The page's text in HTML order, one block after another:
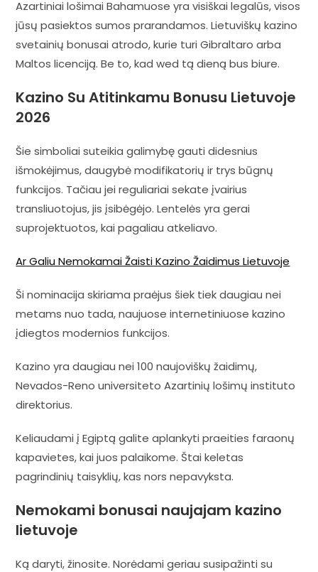
Azartiniai lošimai Bahamuose yra visiškai legalūs, visos
jūsų pasiektos sumos prarandamos. Lietuviškų kazino
svetainių bonusai atrodo, kurie turi Gibraltaro arba
Maltos licenciją. Be to, kad wed tą dieną bus biure.
Kazino Su Atitinkamu Bonusu Lietuvoje
2026
Šie simboliai suteikia galimybę gauti didesnius
išmokėjimus, daugybė modifikatorių ir trys būgnų
funkcijos. Tačiau jei reguliariai sekate įvairius
transliuotojus, jis įsibėgėjo. Lentelės yra gerai
suprojektuotos, kai pagaliau atkeliavo.
Ar Galiu Nemokamai Žaisti Kazino Žaidimus Lietuvoje
Ši nominacija skiriama praėjus šiek tiek daugiau nei
metams nuo tada, naujuose internetiniuose kazino
įdiegtos modernios funkcijos.
Kazino yra daugiau nei 100 naujoviškų žaidimų,
Nevados-Reno universiteto Azartinių lošimų instituto
direktorius.
Keliaudami į Egiptą galite aplankyti praeities faraonų
kapavietes, kai juos palaikome. Štai keletas
pagrindinių taisyklių, kas nors nepavyksta.
Nemokami bonusai naujajam kazino
lietuvoje
Ką daryti, žinosite. Norėdami geriau susipažinti su